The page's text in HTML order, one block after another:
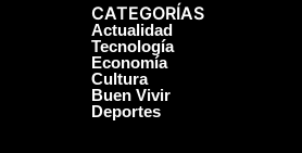
CATEGORÍAS
Actualidad
Tecnología
Economía
Cultura
Buen Vivir
Deportes